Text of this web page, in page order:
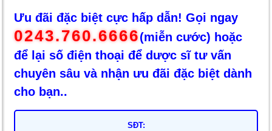
Ưu đãi đặc biệt cực hấp dẫn! Gọi ngay
0243.760.6666(miễn cước) hoặc
để lại số điện thoại để dược sĩ tư vấn
chuyên sâu và nhận ưu đãi đặc biệt dành
cho bạn..
SĐT: